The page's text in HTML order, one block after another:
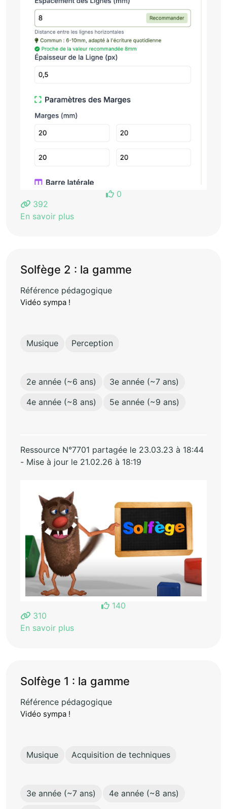
0
392
En savoir plus
Solfège 2 : la gamme
Référence pédagogique
Vidéo sympa !
Musique Perception
2e année (~6 ans)
3e année (~7 ans)
4e année (~8 ans)
5e année (~9 ans)
Ressource N°7701 partagée le 23.03.23 à 18:44
- Mise à jour le 21.02.26 à 18:19
140
310
En savoir plus
Solfège 1 : la gamme
Référence pédagogique
Vidéo sympa !
Musique Acquisition de techniques
3e année (~7 ans)
4e année (~8 ans)